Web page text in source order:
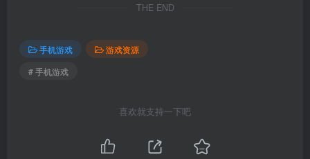
THE END
手机游戏
游戏资源
# 手机游戏
喜欢就支持一下吧